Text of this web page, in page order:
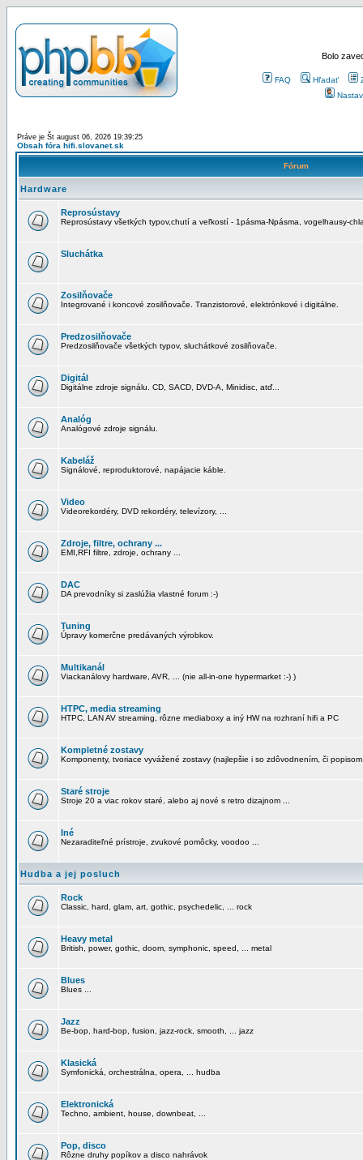
Bolo
FAQ Hľadať
Práve je Št august 06, 2026 19:39:25
Obsah fóra hifi.slovanet.sk
Fórum
Hardware
Reprosústavy
Reprosústavy všetkých typov,chutí a veľkostí - 1pásma-Npásma, vogelhausy-
Sluchátka
Zosilňovače
Integrované i koncové zosilňovače. Tranzistorové, elektrónkové i digitálne.
Predzosilňovače
Predzosilňovače všetkých typov, sluchátkové zosilňovače.
Digitál
Digitálne zdroje signálu. CD, SACD, DVD-A, Minidisc, atď...
Analóg
Analógové zdroje signálu.
Kabeláž
Signálové, reproduktorové, napájacie káble.
Video
Videorekordéry, DVD rekordéry, televízory, ...
Zdroje, filtre, ochrany ...
EMI,RFI filtre, zdroje, ochrany ...
DAC
DA prevodníky si zaslúžia vlastné forum :-)
Tuning
Úpravy komerčne predávaných výrobkov.
Multikanál
Viackanálovy hardware, AVR, ... (nie all-in-one hypermarket :-) )
HTPC, media streaming
HTPC, LAN AV streaming, rôzne mediaboxy a iný HW na rozhraní hifi a PC
Kompletné zostavy
Komponenty, tvoriace vyvážené zostavy (najlepšie i so zdôvodnením, či
Staré stroje
Stroje 20 a viac rokov staré, alebo aj nové s retro dizajnom ...
Iné
Nezaraditeľné prístroje, zvukové pomôcky, voodoo ...
Hudba a jej posluch
Rock
Classic, hard, glam, art, gothic, psychedelic, ... rock
Heavy metal
British, power, gothic, doom, symphonic, speed, ... metal
Blues
Blues ...
Jazz
Be-bop, hard-bop, fusion, jazz-rock, smooth, ... jazz
Klasická
Symfonická, orchestrálna, opera, ... hudba
Elektronická
Techno, ambient, house, downbeat, ...
Pop, disco
Rôzne druhy popíkov a disco nahrávok